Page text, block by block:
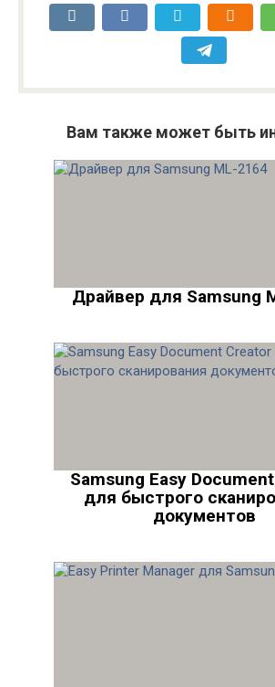
Вам также может быть
Драйвер для Samsung
Samsung Easy
для быстрого
документов